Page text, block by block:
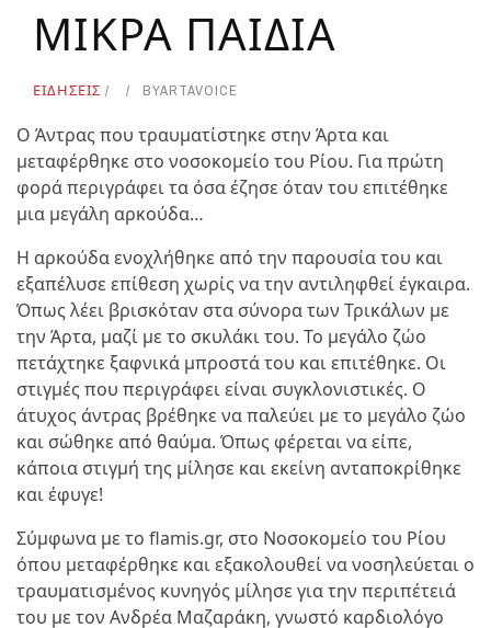
ΜΙΚΡΑ ΠΑΙΔΙΑ
ΕΙΔΗΣΕΙΣ BYARTAVOICE
Ο Άντρας που τραυματίστηκε στην Άρτα και
μεταφέρθηκε στο νοσοκομείο του Ρίου. Για πρώτη
φορά περιγράφει τα όσα έζησε όταν του επιτέθηκε
μια μεγάλη αρκούδα…
Η αρκούδα ενοχλήθηκε από την παρουσία του και
εξαπέλυσε επίθεση χωρίς να την αντιληφθεί έγκαιρα.
Όπως λέει βρισκόταν στα σύνορα των Τρικάλων με
την Άρτα, μαζί με το σκυλάκι του. Το μεγάλο ζώο
πετάχτηκε ξαφνικά μπροστά του και επιτέθηκε. Οι
στιγμές που περιγράφει είναι συγκλονιστικές. Ο
άτυχος άντρας βρέθηκε να παλεύει με το μεγάλο ζώο
και σώθηκε από θαύμα. Όπως φέρεται να είπε,
κάποια στιγμή της μίλησε και εκείνη ανταποκρίθηκε
και έφυγε!
Σύμφωνα με το flamis.gr, στο Νοσοκομείο του Ρίου
όπου μεταφέρθηκε και εξακολουθεί να νοσηλεύεται ο
τραυματισμένος κυνηγός μίλησε για την περιπέτειά
του με τον Ανδρέα Μαζαράκη, γνωστό καρδιολόγο